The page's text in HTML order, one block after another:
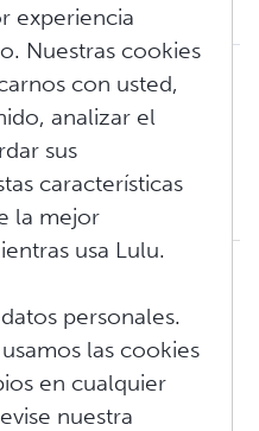
completo?
Imprimir
a 12:29 P.
especificaciones de
de que sus imágenes
de la página sin bordes
su PDF interior
interior con
experiencia
Nuestras cookies
con usted,
analizar el
sus
características
la mejor
usa Lulu.
personales.
las cookies
en cualquier
nuestra